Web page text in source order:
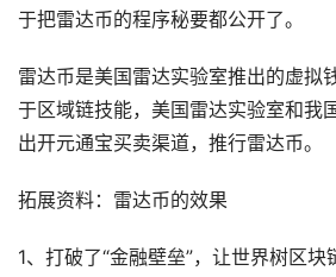
于把雷达币的程序秘要都公开了。
雷达币是美国雷达实验室推出的虚拟
于区域链技能，美国雷达实验室和我
出开元通宝买卖渠道，推行雷达币。
拓展资料：雷达币的效果
1、打破了“金融壁垒”，让世界树区